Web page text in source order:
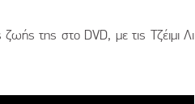
της στο DVD, με τις Τζέιμι Λι